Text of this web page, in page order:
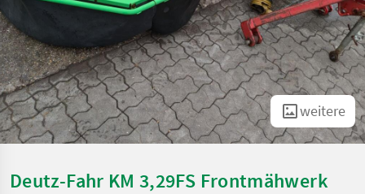
weitere
Deutz-Fahr KM 3,29FS Frontmähwerk